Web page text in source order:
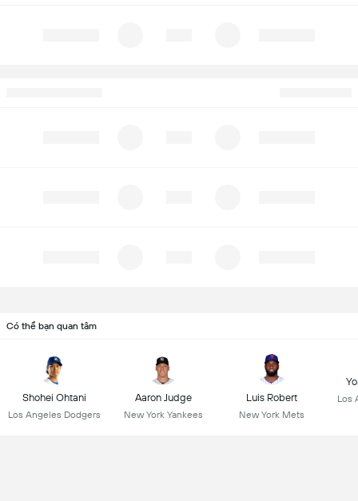
Có thể bạn quan tâm
Shohei Ohtani
Los Angeles Dodgers
Aaron Judge
New York Yankees
Luis Robert
New York Mets
Los